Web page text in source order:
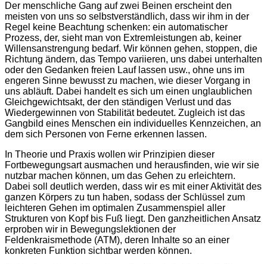
Der menschliche Gang auf zwei Beinen erscheint den
meisten von uns so selbstverständlich, dass wir ihm in der
Regel keine Beachtung schenken: ein automatischer
Prozess, der, sieht man von Extremleistungen ab, keiner
Willensanstrengung bedarf. Wir können gehen, stoppen, die
Richtung ändern, das Tempo variieren, uns dabei unterhalten
oder den Gedanken freien Lauf lassen usw., ohne uns im
engeren Sinne bewusst zu machen, wie dieser Vorgang in
uns abläuft. Dabei handelt es sich um einen unglaublichen
Gleichgewichtsakt, der den ständigen Verlust und das
Wiedergewinnen von Stabilität bedeutet. Zugleich ist das
Gangbild eines Menschen ein individuelles Kennzeichen, an
dem sich Personen von Ferne erkennen lassen.
In Theorie und Praxis wollen wir Prinzipien dieser
Fortbewegungsart ausmachen und herausfinden, wie wir sie
nutzbar machen können, um das Gehen zu erleichtern.
Dabei soll deutlich werden, dass wir es mit einer Aktivität des
ganzen Körpers zu tun haben, sodass der Schlüssel zum
leichteren Gehen im optimalen Zusammenspiel aller
Strukturen von Kopf bis Fuß liegt. Den ganzheitlichen Ansatz
erproben wir in Bewegungslektionen der
Feldenkraismethode (ATM), deren Inhalte so an einer
konkreten Funktion sichtbar werden können.